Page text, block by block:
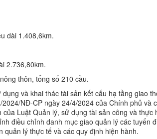
dài 1.408,6km.
2.736,80km.
thôn, tổng số 210 cầu.
và khai thác tài sản kết cấu hạ tầng giao
NĐ-CP ngày 24/4/2024 của Chính phủ và
Luật Quản lý, sử dụng tài sản công và
điều chỉnh danh mục giao quản lý các tuyến
lý thực tế và các quy định hiện hành.